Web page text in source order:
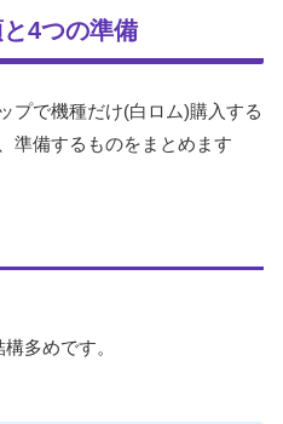
4つの準備
プで機種だけ(白ロム)購入する
準備するものをまとめます
多めです。